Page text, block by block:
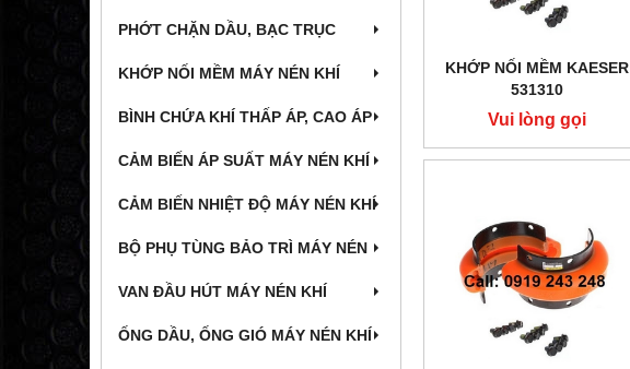
PHỚT CHẶN DẦU, BẠC TRỤC
KHỚP NỐI MỀM MÁY NÉN KHÍ
BÌNH CHỨA KHÍ THẤP ÁP, CAO ÁP
CẢM BIẾN ÁP SUẤT MÁY NÉN KHÍ
CẢM BIẾN NHIỆT ĐỘ MÁY NÉN KHÍ
BỘ PHỤ TÙNG BẢO TRÌ MÁY NÉN
VAN ĐẦU HÚT MÁY NÉN KHÍ
ỐNG DẦU, ỐNG GIÓ MÁY NÉN KHÍ
KHỚP NỐI MỀM KAESER
531310
Vui lòng gọi